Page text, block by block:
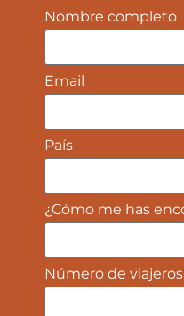
Nombre completo
Email
País
¿Cómo me has
Número de viajeros